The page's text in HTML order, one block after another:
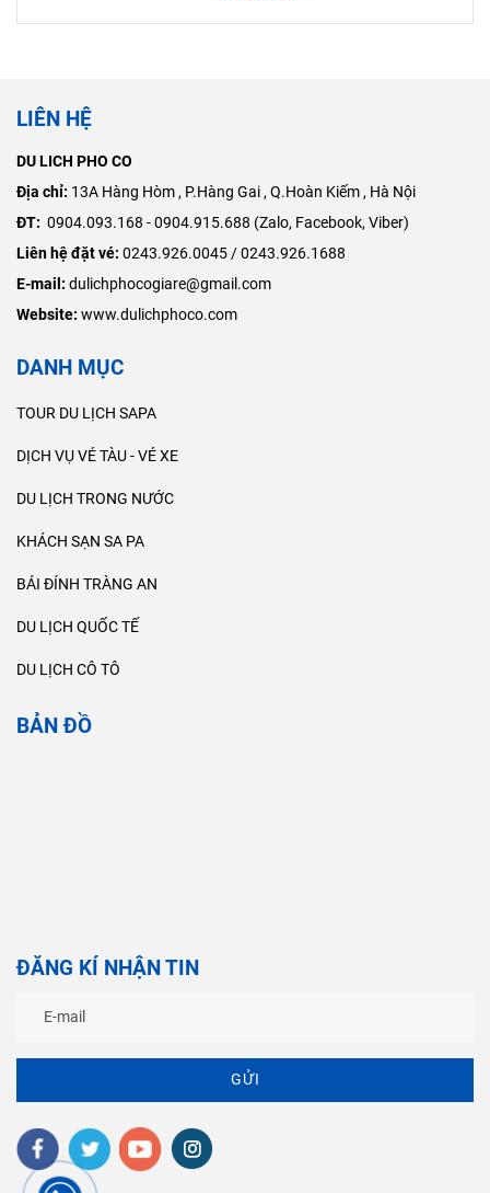
LIÊN HỆ
DU LICH PHO CO
Địa chỉ: ​13A Hàng Hòm , P.Hàng Gai , Q.Hoàn Kiếm , Hà Nội
ĐT: 0904.093.168 - 0904.915.688 (Zalo, Facebook, Viber)
Liên hệ đặt vé: 0243.926.0045 / 0243.926.1688
E-mail: dulichphocogiare@gmail.com
Website: www.dulichphoco.com
DANH MỤC
TOUR DU LỊCH SAPA
DỊCH VỤ VÉ TÀU - VÉ XE
DU LỊCH TRONG NƯỚC
KHÁCH SẠN SA PA
BÁI ĐÍNH TRÀNG AN
DU LỊCH QUỐC TẾ
DU LỊCH CÔ TÔ
BẢN ĐỒ
ĐĂNG KÍ NHẬN TIN
GỬI